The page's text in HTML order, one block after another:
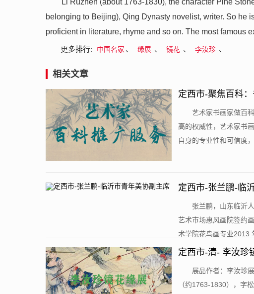
Li Ruzhen (about 1763-1830), the character Pine
belonging to Beijing), Qing Dynasty novelist, writer. So
proficient in literature, rhyme and so on. The most famous
更多排行: 中国名家 、 缘展 、 镜花 、 李汝珍 、
相关文章
定西市-聚焦百科
艺术家书画家做百
高的权威性，艺术家书
自身的专业性和可信度
定西市-张兰鹏-临
张兰鹏，山东临沂
艺术市场惠风画院签约
术学院花鸟画专业2013
定西市-清- 李汝珍
展品作者：李汝珍
（约1763-1830），字